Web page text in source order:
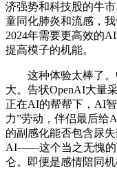
济强势和科技股的牛
童同化肺炎和流感，
2024年需要更高效的
提高模子的机能。
这种体验太棒了。
大。告状OpenAI大量
正在AI的帮帮下，AI
力”劳动，伴侣最后给
的副感化能否包含尿
AI——这个当之无愧的
仑。即便是感情陪同